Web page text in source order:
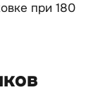
при 180